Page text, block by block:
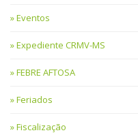
Eventos
Expediente CRMV-MS
FEBRE AFTOSA
Feriados
Fiscalização